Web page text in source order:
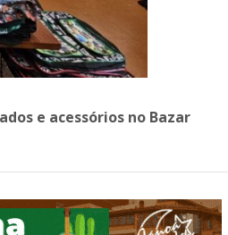
e acessórios no Bazar